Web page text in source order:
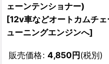
ェーンテンショナー)
[12v車などオートカムチ
ューニングエンジンへ]
販売価格: 4,850円(税別)